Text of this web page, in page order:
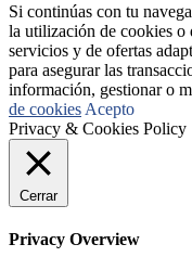
Si continúas con tu
la utilización de cookies o
servicios y de ofertas
para asegurar las
información, gestionar o
de cookies Acepto
Privacy & Cookies Policy
Cerrar
Privacy Overview